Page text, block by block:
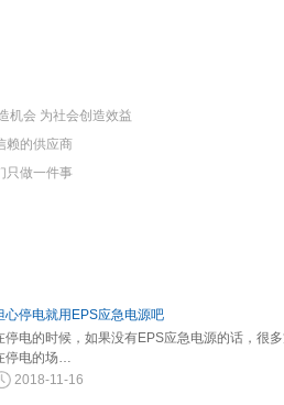
机会 为社会创造效益
赖的供应商
只做一件事
心停电就用EPS应急电源吧
停电的时候，如果没有EPS应急电源的话，很
停电的场…
2018-11-16